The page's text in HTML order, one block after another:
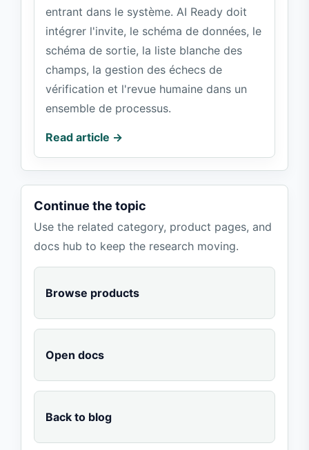
entrant dans le système. AI Ready doit
intégrer l'invite, le schéma de données, le
schéma de sortie, la liste blanche des
champs, la gestion des échecs de
vérification et l'revue humaine dans un
ensemble de processus.
Read article →
Continue the topic
Use the related category, product pages, and
docs hub to keep the research moving.
Browse products
Open docs
Back to blog